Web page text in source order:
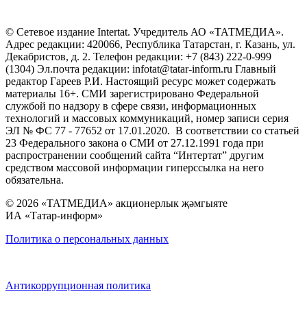
© Сетевое издание Intertat. Учредитель АО «ТАТМЕДИА».
Адрес редакции: 420066, Республика Татарстан, г. Казань, ул.
Декабристов, д. 2. Телефон редакции: +7 (843) 222-0-999
(1304) Эл.почта редакции: infotat@tatar-inform.ru Главный
редактор Гареев Р.И. Настоящий ресурс может содержать
материалы 16+. СМИ зарегистрировано Федеральной
службой по надзору в сфере связи, информационных
технологий и массовых коммуникаций, номер записи серия
ЭЛ № ФС 77 - 77652 от 17.01.2020. В соответствии со статьей
23 Федерального закона о СМИ от 27.12.1991 года при
распространении сообщений сайта “Интертат” другим
средством массовой информации гиперссылка на него
обязательна.
© 2026 «ТАТМЕДИА» акционерлык җәмгыяте
ИА «Татар-информ»
Политика о персональных данных
Антикоррупционная политика